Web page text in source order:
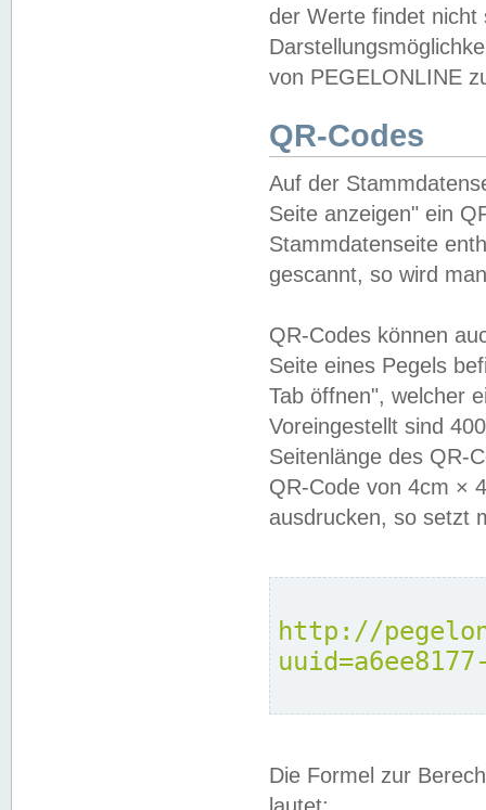
der Werte findet
von PEGELONLINE
QR-Codes
Auf der
Seite anzeigen" ein
Stammdatenseite
gescannt, so wird
QR-Codes können
Seite eines Pegels
Tab öffnen", welcher
Voreingestellt sind
Seitenlänge des QR-
QR-Code von 4cm ×
ausdrucken, so setzt
http://
Die Formel zur